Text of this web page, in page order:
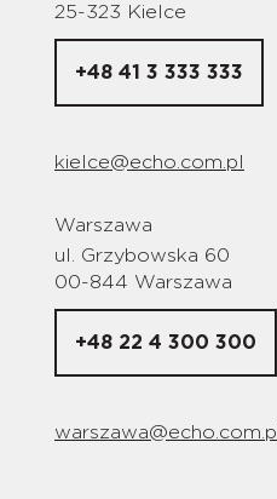
25-323 Kielce
+48 41 3 333 333
kielce@echo.com.pl
Warszawa
ul. Grzybowska 60
00-844 Warszawa
+48 22 4 300 300
warszawa@echo.com.pl